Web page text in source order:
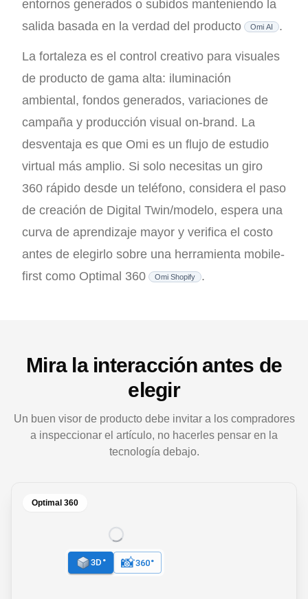
entornos generados o subidos manteniendo la
salida basada en la verdad del producto
Omi AI .
La fortaleza es el control creativo para visuales
de producto de gama alta: iluminación
ambiental, fondos generados, variaciones de
campaña y producción visual on-brand. La
desventaja es que Omi es un flujo de estudio
virtual más amplio. Si solo necesitas un giro
360 rápido desde un teléfono, considera el paso
de creación de Digital Twin/modelo, espera una
curva de aprendizaje mayor y verifica el costo
antes de elegirlo sobre una herramienta mobile-
first como Optimal 360
Omi Shopify .
Mira la interacción antes de
elegir
Un buen visor de producto debe invitar a los compradores
a inspeccionar el artículo, no hacerles pensar en la
tecnología debajo.
Optimal 360